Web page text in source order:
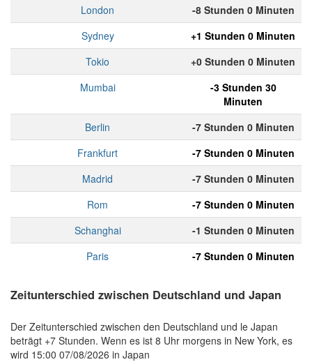
London
-8 Stunden 0 Minuten
Sydney
+1 Stunden 0 Minuten
Tokio
+0 Stunden 0 Minuten
Mumbai
-3 Stunden 30
Minuten
Berlin
-7 Stunden 0 Minuten
Frankfurt
-7 Stunden 0 Minuten
Madrid
-7 Stunden 0 Minuten
Rom
-7 Stunden 0 Minuten
Schanghai
-1 Stunden 0 Minuten
Paris
-7 Stunden 0 Minuten
Zeitunterschied zwischen Deutschland und Japan
Der Zeitunterschied zwischen den Deutschland und le Japan
beträgt +7 Stunden. Wenn es ist 8 Uhr morgens in New York, es
wird 15:00 07/08/2026 in Japan